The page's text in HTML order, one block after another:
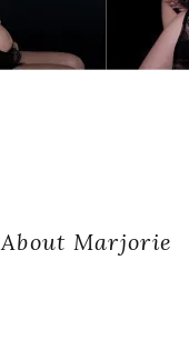
About Marjorie